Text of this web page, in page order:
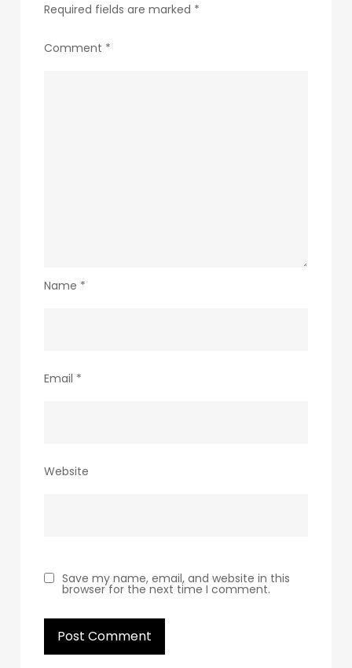
Required fields are marked *
Comment *
Name *
Email *
Website
Save my name, email, and website in this
browser for the next time I comment.